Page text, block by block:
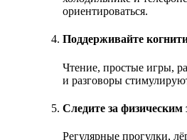
ориентироваться.
Поддерживайте
Чтение, простые игры,
и разговоры
Следите за физическим
Регулярные прогулки,